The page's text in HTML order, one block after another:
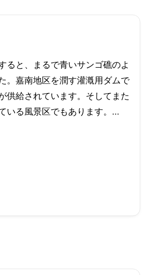
ると、まるで青いサンゴ礁のよ
。嘉南地区を潤す灌漑用ダムで
供給されています。そしてまた
いる風景区でもあります。...